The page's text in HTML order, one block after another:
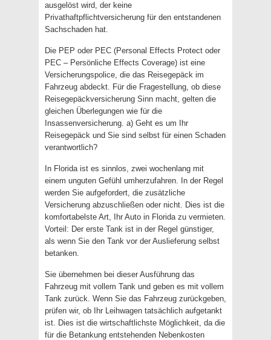
ausgelöst wird, der keine
Privathaftpflichtversicherung für den entstandenen
Sachschaden hat.
Die PEP oder PEC (Personal Effects Protect oder
PEC – Persönliche Effects Coverage) ist eine
Versicherungspolice, die das Reisegepäck im
Fahrzeug abdeckt. Für die Fragestellung, ob diese
Reisegepäckversicherung Sinn macht, gelten die
gleichen Überlegungen wie für die
Insassenversicherung. a) Geht es um Ihr
Reisegepäck und Sie sind selbst für einen Schaden
verantwortlich?
In Florida ist es sinnlos, zwei wochenlang mit
einem unguten Gefühl umherzufahren. In der Regel
werden Sie aufgefordert, die zusätzliche
Versicherung abzuschließen oder nicht. Dies ist die
komfortabelste Art, Ihr Auto in Florida zu vermieten.
Vorteil: Der erste Tank ist in der Regel günstiger,
als wenn Sie den Tank vor der Auslieferung selbst
betanken.
Sie übernehmen bei dieser Ausführung das
Fahrzeug mit vollem Tank und geben es mit vollem
Tank zurück. Wenn Sie das Fahrzeug zurückgeben,
prüfen wir, ob Ihr Leihwagen tatsächlich aufgetankt
ist. Dies ist die wirtschaftlichste Möglichkeit, da die
für die Betankung entstehenden Nebenkosten